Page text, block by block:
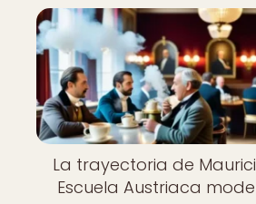
La trayectoria de
Escuela Austriaca